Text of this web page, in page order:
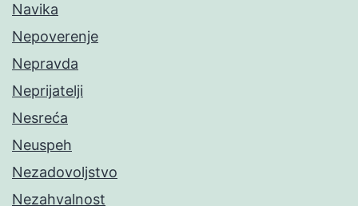
Navika
Nepoverenje
Nepravda
Neprijatelji
Nesreća
Neuspeh
Nezadovoljstvo
Nezahvalnost